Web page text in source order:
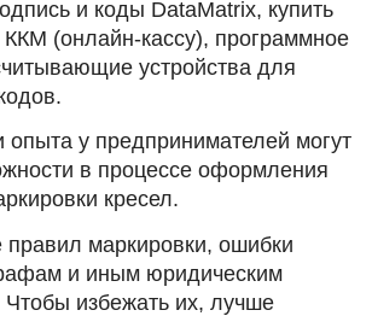
и коды DataMatrix, купить
(онлайн-кассу), программное
устройства для
опыта у предпринимателей могут
в процессе оформления
кресел.
маркировки, ошибки
и иным юридическим
Чтобы избежать их, лучше